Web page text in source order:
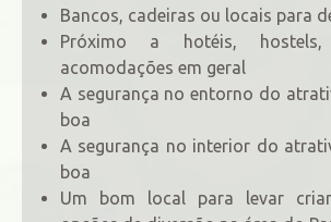
Bancos, cadeiras ou locais para
Próximo a hotéis,
acomodações em geral
A segurança no entorno do
boa
A segurança no interior do
boa
Um bom local para levar